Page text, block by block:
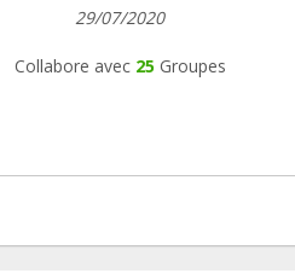
29/07/2020
Collabore avec 25 Groupes